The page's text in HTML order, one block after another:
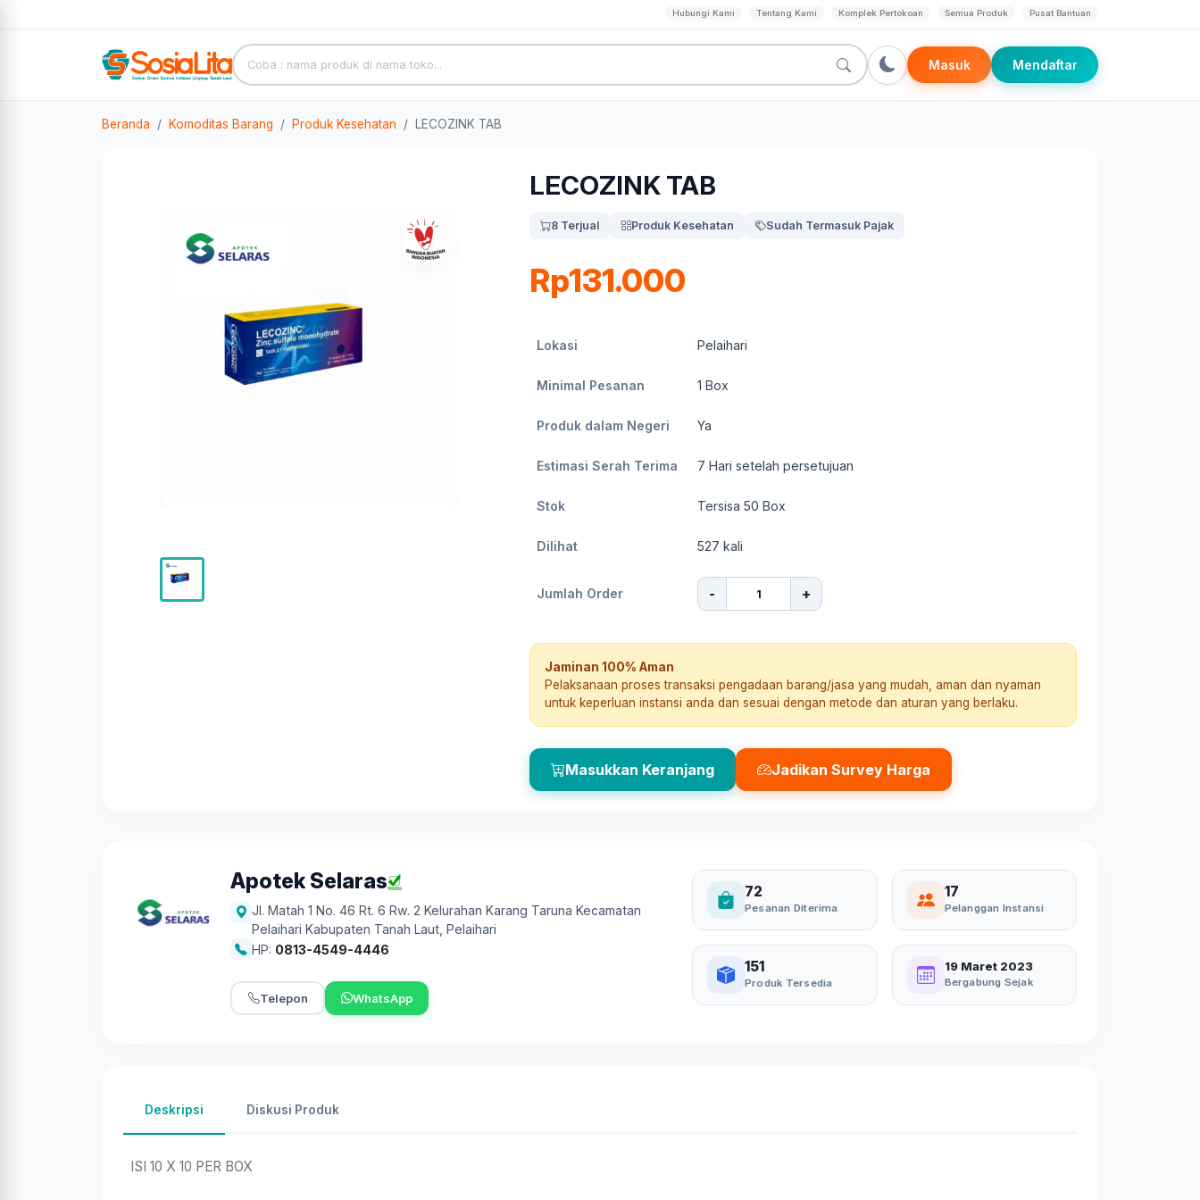
Hubungi Kami Tentang Kami Komplek Pertokoan Semua Produk Pusat Bantuan
Masuk Mendaftar
Beranda Komoditas Barang Produk Kesehatan LECOZINK TAB
LECOZINK TAB
8 Terjual Produk Kesehatan Sudah Termasuk Pajak
Rp131.000
Lokasi Pelaihari
Minimal Pesanan 1 Box
Produk dalam Negeri Ya
Estimasi Serah Terima 7 Hari setelah persetujuan
Stok Tersisa 50 Box
Dilihat 527 kali
Jumlah Order - +
Jaminan 100% Aman
Pelaksanaan proses transaksi pengadaan barang/jasa yang mudah, aman dan nyaman
untuk keperluan instansi anda dan sesuai dengan metode dan aturan yang berlaku.
Masukkan Keranjang Jadikan Survey Harga
Apotek Selaras
Jl. Matah 1 No. 46 Rt. 6 Rw. 2 Kelurahan Karang Taruna Kecamatan
Pelaihari Kabupaten Tanah Laut Pelaihari
HP: 0813-4549-4446
Telepon WhatsApp
72
Pesanan Diterima
17
Pelanggan Instansi
151
Produk Tersedia
19 Maret 2023
Bergabung Sejak
Deskripsi Diskusi Produk
ISI 10 X 10 PER BOX